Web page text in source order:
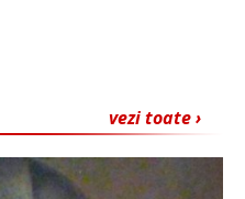
vezi toate ›